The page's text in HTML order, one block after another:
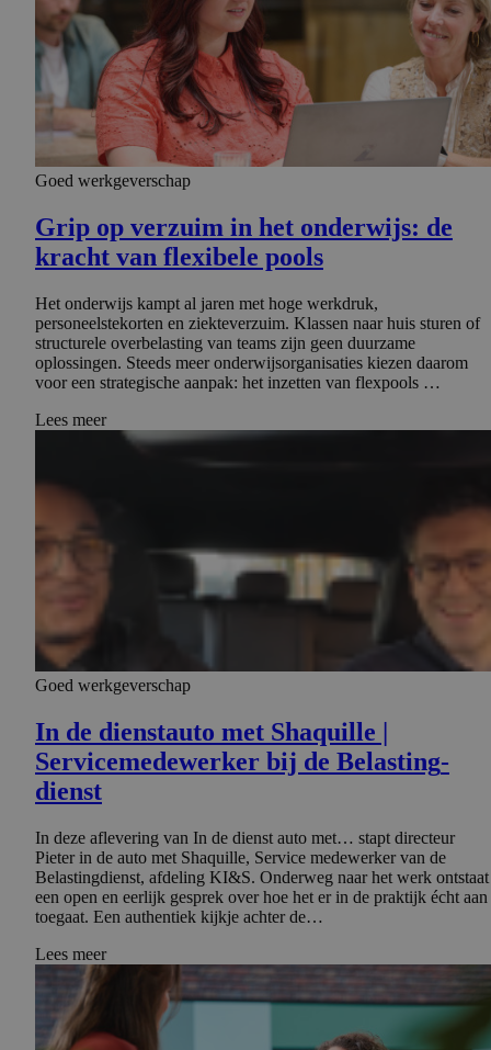
Goed werkgeverschap
Grip op verzuim in het onderwijs: de
kracht van flexibele pools
Het onderwijs kampt al jaren met hoge werkdruk,
personeelstekorten en ziekteverzuim. Klassen naar huis sturen of
structurele overbelasting van teams zijn geen duurzame
oplossingen. Steeds meer onderwijsorganisaties kiezen daarom
voor een strategische aanpak: het inzetten van flexpools …
Lees meer
Goed werkgeverschap
In de dienstauto met Shaquille |
Serviceme­de­werker bij de Belasting­
dienst
In deze aflevering van In de dienst auto met… stapt directeur
Pieter in de auto met Shaquille, Service medewerker van de
Belastingdienst, afdeling KI&S. Onderweg naar het werk ontstaat
een open en eerlijk gesprek over hoe het er in de praktijk écht aan
toegaat. Een authentiek kijkje achter de…
Lees meer